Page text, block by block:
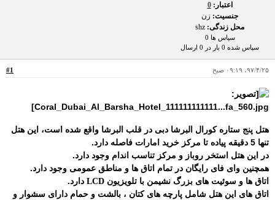
اعتبار:0
جنسیت: زن
محل زندگی:
سپاس ها 0
سپاس شده 0 بار در 0 ارسال
#1 ۹۷/۴/۲۵، ۰۹:۱۹ صبح
هتل پنج ستاره کورال البرشا دبی در قلب البرشا واقع شده است، این هتل
تنها 5 دقیقه پیاده تا مرکز خرید امارات فاصله دارد.
در این هتل استخر روباز و مرکز تناسب اندام وجود دارد.
همچنین وای فای رایگان در تمام اتاق ها و مناطق عمومی وجود دارد.
اتاق ها و سوئیت های بزرگ نشیمن با تلویزیون LCD دارد.
اتاق های این هتل شامل پارچه های کتان ، بالشت و حمام دارای سشوار و